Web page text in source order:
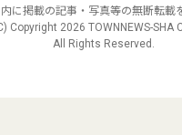
に掲載の記事・写真等の無断転載
Copyright 2026 TOWNNEWS-SHA
All Rights Reserved.